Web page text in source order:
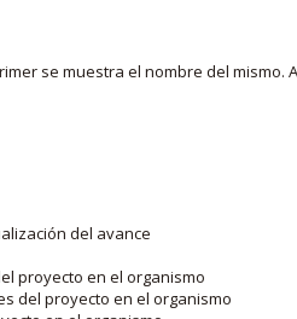
se muestra el nombre del
del avance
proyecto en el organismo
del proyecto en el organismo